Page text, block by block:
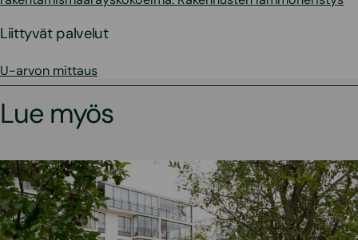
Liittyvät palvelut
U-arvon mittaus
Lue myös